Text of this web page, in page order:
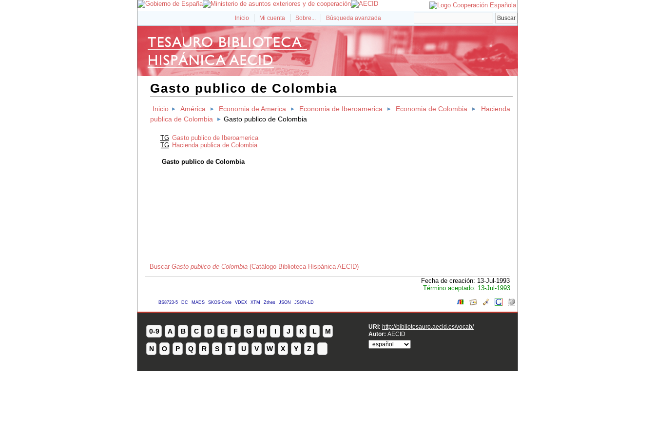
Inicio Mi cuenta Sobre... Búsqueda avanzada
Gasto publico de Colombia
Inicio América Economia de America Economia de Iberoamerica Economia de Colombia
Hacienda
publica de Colombia
Gasto publico de Colombia
TG Gasto publico de Iberoamerica
TG Hacienda publica de Colombia
Gasto publico de Colombia
Buscar Gasto publico de Colombia (Catálogo Biblioteca Hispánica AECID)
Fecha de creación: 13-Jul-1993
Término aceptado: 13-Jul-1993
BS8723-5 DC MADS SKOS-Core VDEX XTM Zthes JSON JSON-LD
0-9 A B C D E F G H I J K L M
N O P Q R S T U V W X Y Z
URI: http://bibliotesauro.aecid.es/vocab/
Autor: AECID